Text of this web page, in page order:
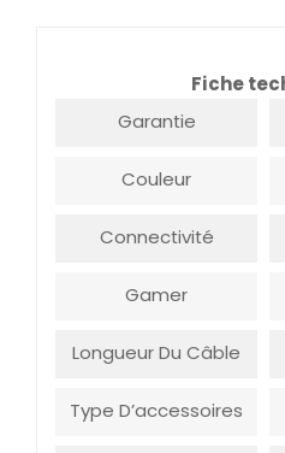
Fiche
Garantie
Couleur
Connectivité
Gamer
Longueur Du Câble
Type D’accessoires